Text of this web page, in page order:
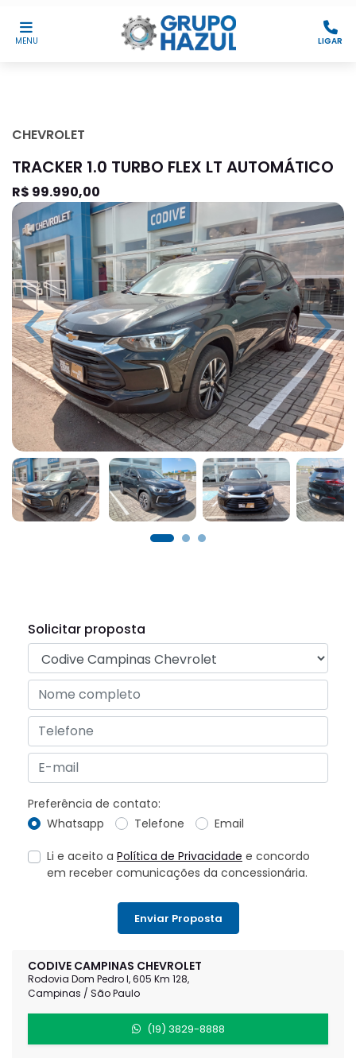
MENU LIGAR
CHEVROLET
TRACKER 1.0 TURBO FLEX LT AUTOMÁTICO
R$ 99.990,00
Previous Next
CODIVE CAMPINAS CHEVROLET
Rodovia Dom Pedro I, 605 Km 128,
Campinas / São Paulo
(19) 3829-8888
Solicitar proposta
Preferência de contato:
Whatsapp
Telefone Email
Li e aceito a Política de Privacidade e concordo
em receber comunicações da concessionária.
Enviar Proposta